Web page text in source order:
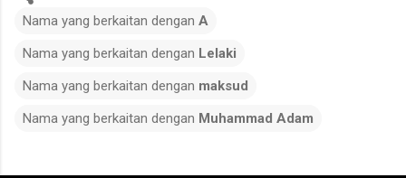
Nama yang berkaitan dengan A
Nama yang berkaitan dengan Lelaki
Nama yang berkaitan dengan maksud
Nama yang berkaitan dengan Muhammad Adam